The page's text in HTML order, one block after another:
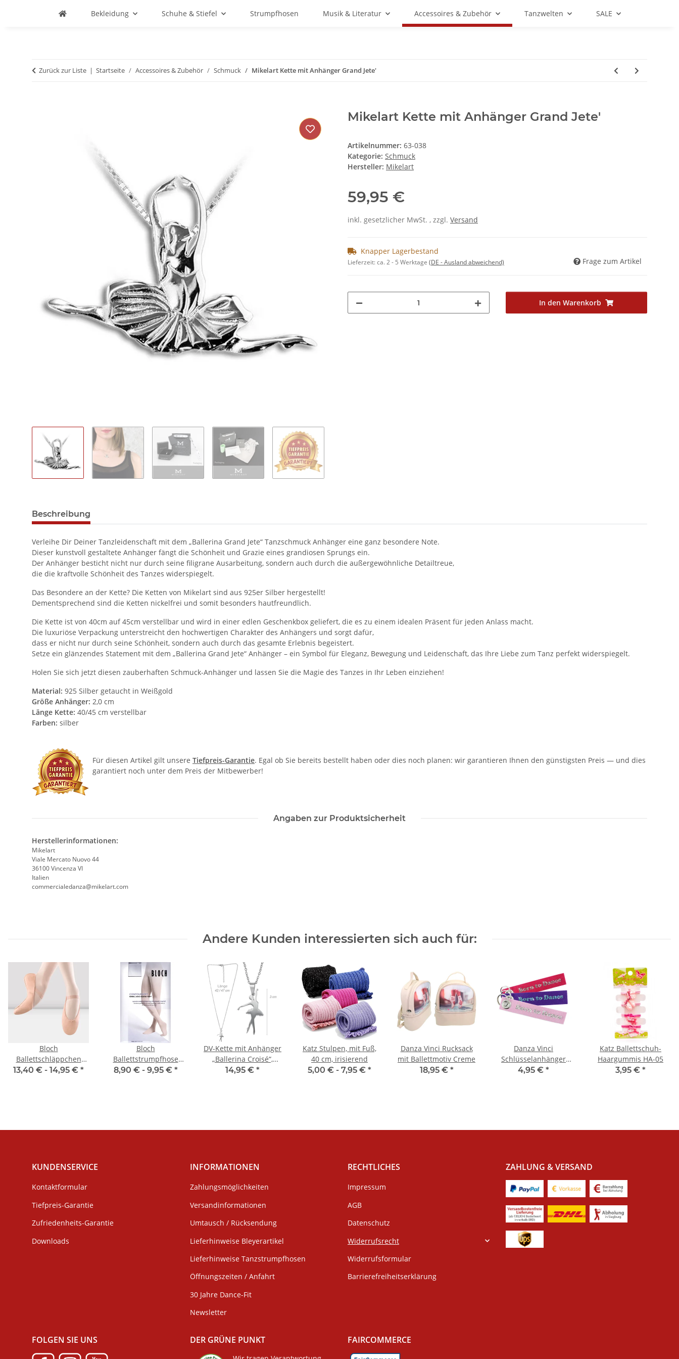
Bekleidung Schuhe & Stiefel Strumpfhosen Musik & Literatur Accessoires & Zubehör Tanzwelten SALE
Zurück zur Liste Startseite Accessoires & Zubehör Schmuck Mikelart Kette mit Anhänger Grand Jete'
Mikelart Kette mit Anhänger Grand Jete'
Artikelnummer: 63-038
Kategorie: Schmuck
Hersteller: Mikelart
59,95 €
inkl. gesetzlicher MwSt. , zzgl. Versand
Knapper Lagerbestand
Lieferzeit:ca. 2 - 5 Werktage (DE - Ausland abweichend) Frage zum Artikel
In den Warenkorb
Beschreibung
Verleihe Dir Deiner Tanzleidenschaft mit dem „Ballerina Grand Jete“ Tanzschmuck Anhänger eine ganz besondere Note.
Dieser kunstvoll gestaltete Anhänger fängt die Schönheit und Grazie eines grandiosen Sprungs ein.
Der Anhänger besticht nicht nur durch seine filigrane Ausarbeitung, sondern auch durch die außergewöhnliche Detailtreue,
die die kraftvolle Schönheit des Tanzes widerspiegelt.
Das Besondere an der Kette? Die Ketten von Mikelart sind aus 925er Silber hergestellt!
Dementsprechend sind die Ketten nickelfrei und somit besonders hautfreundlich.
Die Kette ist von 40cm auf 45cm verstellbar und wird in einer edlen Geschenkbox geliefert, die es zu einem idealen Präsent für jeden Anlass macht.
Die luxuriöse Verpackung unterstreicht den hochwertigen Charakter des Anhängers und sorgt dafür,
dass er nicht nur durch seine Schönheit, sondern auch durch das gesamte Erlebnis begeistert.
Setze ein glänzendes Statement mit dem „Ballerina Grand Jete“ Anhänger – ein Symbol für Eleganz, Bewegung und Leidenschaft, das Ihre Liebe zum Tanz perfekt widerspiegelt.
Holen Sie sich jetzt diesen zauberhaften Schmuck-Anhänger und lassen Sie die Magie des Tanzes in Ihr Leben einziehen!
Material: 925 Silber getaucht in Weißgold
Größe Anhänger: 2,0 cm
Länge Kette: 40/45 cm verstellbar
Farben: silber
Für diesen Artikel gilt unsere Tiefpreis-Garantie. Egal ob Sie bereits bestellt haben oder dies noch planen: wir garantieren Ihnen den günstigsten Preis — und dies
garantiert noch unter dem Preis der Mitbewerber!
Angaben zur Produktsicherheit
Herstellerinformationen:
Mikelart
Viale Mercato Nuovo 44
36100 Vincenza VI
Italien
commercialedanza@mikelart.com
Andere Kunden interessierten sich auch für:
Bloch
Ballettschläppchen
S0209G Arise - Kinder
13,40 € - 14,95 € *
Bloch
Ballettstrumpfhose
T0981 Footed Tight
8,90 € - 9,95 € *
DV-Kette mit Anhänger
„Ballerina Croisé“,
Edelstahl (Silber)
14,95 € *
Katz Stulpen, mit Fuß,
40 cm, irisierend
5,00 € - 7,95 € *
Danza Vinci Rucksack
mit Ballettmotiv Creme
18,95 € *
Danza Vinci
Schlüsselanhänger
Born to Dance
4,95 € *
Katz Ballettschuh-
Haargummis HA-05
3,95 € *
KUNDENSERVICE
Kontaktformular
Tiefpreis-Garantie
Zufriedenheits-Garantie
Downloads
INFORMATIONEN
Zahlungsmöglichkeiten
Versandinformationen
Umtausch / Rücksendung
Lieferhinweise Bleyerartikel
Lieferhinweise Tanzstrumpfhosen
Öffnungszeiten / Anfahrt
30 Jahre Dance-Fit
Newsletter
RECHTLICHES
Impressum
AGB
Datenschutz
Widerrufsrecht
Widerrufsformular
Barrierefreiheitserklärung
ZAHLUNG & VERSAND
FOLGEN SIE UNS DER GRÜNE PUNKT FAIRCOMMERCE